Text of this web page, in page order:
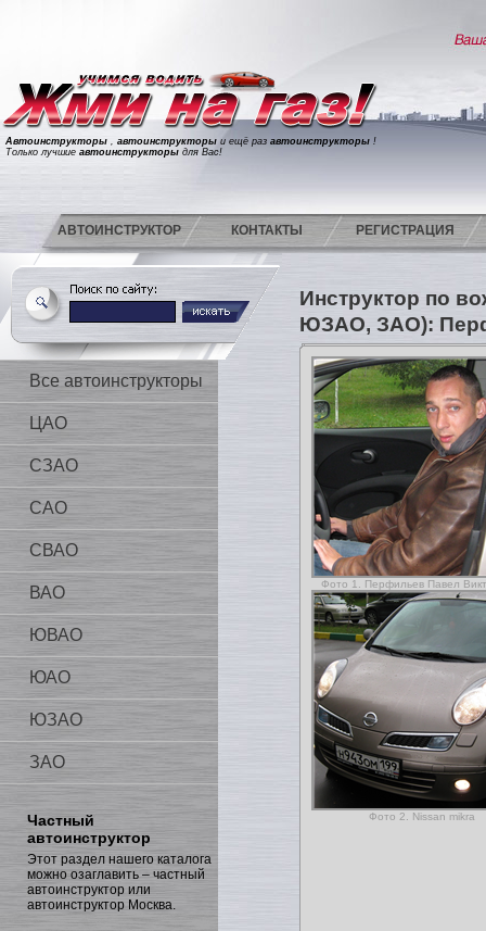
Автоинструкторы , автоинструкторы и ещё раз автоинструкторы !
Только лучшие автоинструкторы для Вас!
АВТОИНСТРУКТОР КОНТАКТЫ РЕГИСТРАЦИЯ
Все автоинструкторы
ЦАО
СЗАО
САО
СВАО
ВАО
ЮВАО
ЮАО
ЮЗАО
ЗАО
Частный
автоинструктор
Этот раздел нашего каталога
можно озаглавить – частный
автоинструктор или
автоинструктор Москва.
Инструктор по
ЮЗАО, ЗАО):
Фото 1. Перфильев Павел
Фото 2. Nissan mikra